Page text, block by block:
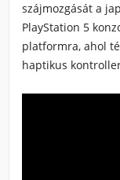
szájmozgását a
PlayStation 5
platformra, ahol
haptikus